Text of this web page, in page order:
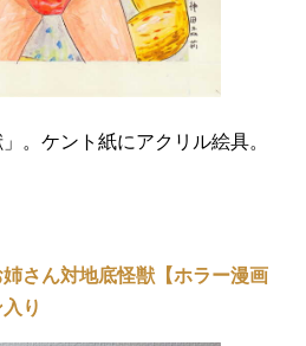
。ケント紙にアクリル絵具。
姉さん対地底怪獣【ホラー漫画
り